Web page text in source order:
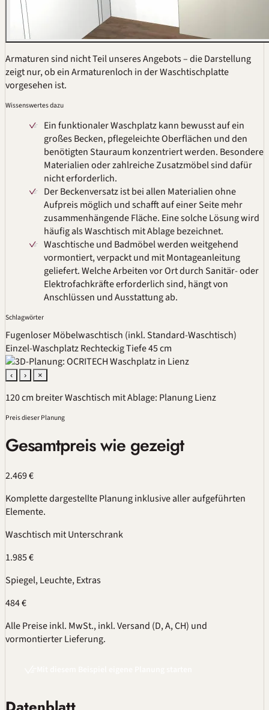
Armaturen sind nicht Teil unseres Angebots – die Darstellung
zeigt nur, ob ein Armaturenloch in der Waschtischplatte
vorgesehen ist.
Wissenswertes dazu
Ein funktionaler Waschplatz kann bewusst auf ein
großes Becken, pflegeleichte Oberflächen und den
benötigten Stauraum konzentriert werden. Besondere
Materialien oder zahlreiche Zusatzmöbel sind dafür
nicht erforderlich.
Der Beckenversatz ist bei allen Materialien ohne
Aufpreis möglich und schafft auf einer Seite mehr
zusammenhängende Fläche. Eine solche Lösung wird
häufig als Waschtisch mit Ablage bezeichnet.
Waschtische und Badmöbel werden weitgehend
vormontiert, verpackt und mit Montageanleitung
geliefert. Welche Arbeiten vor Ort durch Sanitär- oder
Elektrofachkräfte erforderlich sind, hängt von
Anschlüssen und Ausstattung ab.
Schlagwörter
Fugenloser Möbelwaschtisch (inkl. Standard-Waschtisch)
Einzel-WaschplatzRechteckigTiefe 45 cm
‹ › ×
120 cm breiter Waschtisch mit Ablage: Planung Lienz
Preis dieser Planung
Gesamtpreis wie gezeigt
2.469 €
Komplette dargestellte Planung inklusive aller aufgeführten
Elemente.
Waschtisch mit Unterschrank
1.985 €
Spiegel, Leuchte, Extras
484 €
Alle Preise inkl. MwSt., inkl. Versand (D, A, CH) und
vormontierter Lieferung.